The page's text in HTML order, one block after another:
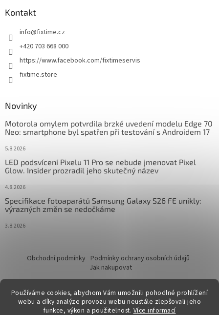
Používáme cookies, abychom Vám umožnili pohodlné prohlížení
webu a díky analýze provozu webu neustále zlepšovali jeho
funkce, výkon a použitelnost. Více informací
Kontakt
info@fixtime.cz
+420 703 668 000
https://www.facebook.com/fixtimeservis
fixtime.store
Novinky
Motorola omylem potvrdila brzké uvedení modelu Edge 70
Neo: smartphone byl spatřen při testování s Androidem 17
5.8.2026
LED podsvícení Pixelu 11 Pro se nebude jmenovat Pixel
Glow. Insider prozradil jeho skutečný název
4.8.2026
Specifikace fotoaparátů Samsung Galaxy S26 FE unikly:
výrazných změn se nedočkáme
3.8.2026
Obchodní podmínky Podmínky ochrany osobních údajů
Jak nakupovat